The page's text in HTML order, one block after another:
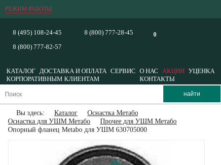
РЕЖИМ РАБОТЫ
0
8 (495) 108-24-45
8 (800) 777-82-57
8 (800) 777-28-45
КАТАЛОГ ДОСТАВКА И ОПЛАТА СЕРВИС О НАС АКЦИИ УЦЕНКА
КОРПОРАТИВНЫМ КЛИЕНТАМ
КОНТАКТЫ
Вы здесь: Каталог
Оснастка Метабо
Оснастка для УШМ Метабо
Прочее для УШМ Метабо
Опорный фланец Metabo для УШМ 630705000